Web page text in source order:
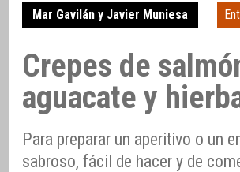
Mar Gavilán y Javier Muniesa
Crepes de
aguacate y
Para preparar un aperitivo o un
sabroso, fácil de hacer y de